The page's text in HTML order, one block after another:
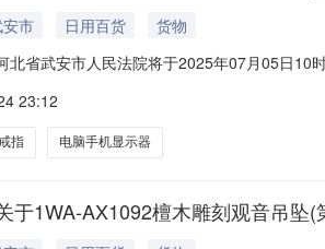
市 日用百货
货物
北省武安市人民法院将于2025年07月05日10
场价仅为平台默认填写，不能作为实际市场
23:12
指 电脑手机显示器
于1WA-AX1092檀木雕刻观音吊坠